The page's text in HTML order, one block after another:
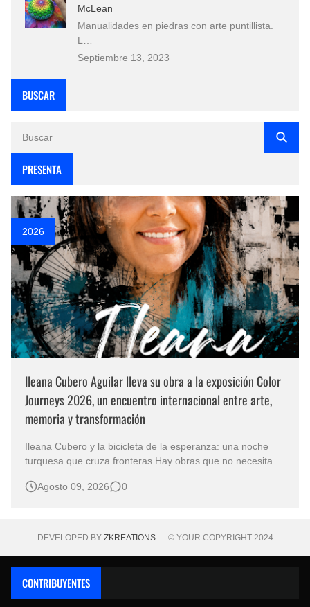
McLean
Manualidades en piedras con arte puntillista.
L…
Septiembre 13, 2023
BUSCAR
PRESENTA
2026
Ileana Cubero Aguilar lleva su obra a la exposición Color
Journeys 2026, un encuentro internacional entre arte,
memoria y transformación
Ileana Cubero y la bicicleta de la esperanza: una noche
turquesa que cruza fronteras Hay obras que no necesitan
mundo reconocible. En Noche turqueza, de la artista
Agosto 09, 2026 0
DEVELOPED BY ZKREATIONS— © YOUR COPYRIGHT 2024
CONTRIBUYENTES